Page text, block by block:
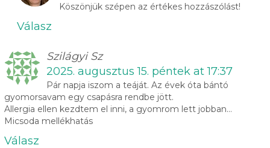
Köszönjük szépen az értékes hozzászólást!
Válasz
Szilágyi Sz
2025. augusztus 15. péntek at 17:37
Pár napja iszom a teáját. Az évek óta bántó
gyomorsavam egy csapásra rendbe jött.
Allergia ellen kezdtem el inni, a gyomrom lett jobban…
Micsoda mellékhatás
Válasz